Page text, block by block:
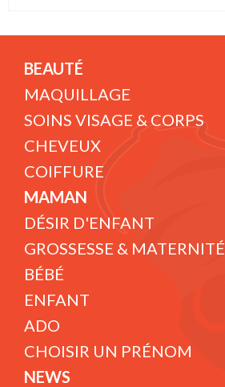
BEAUTÉ
MAQUILLAGE
SOINS VISAGE & CORPS
CHEVEUX
COIFFURE
MAMAN
DÉSIR D'ENFANT
GROSSESSE & MATERNITÉ
BÉBÉ
ENFANT
ADO
CHOISIR UN PRÉNOM
NEWS